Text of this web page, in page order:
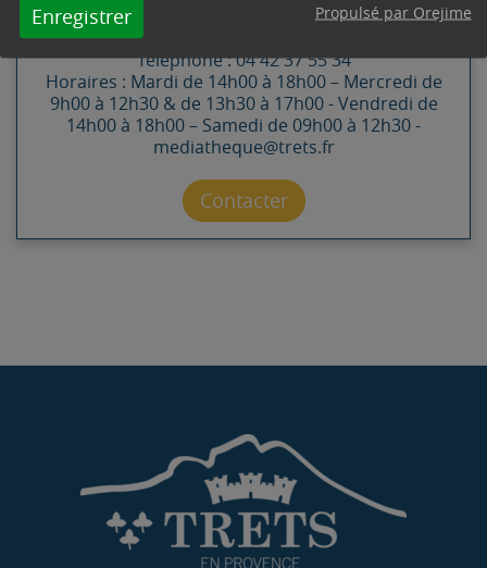
Enregistrer Propulsé par Orejime
Jardins de la Mine
Télephone : 04 42 37 55 34
Horaires : Mardi de 14h00 à 18h00 – Mercredi de
9h00 à 12h30 & de 13h30 à 17h00 - Vendredi de
14h00 à 18h00 – Samedi de 09h00 à 12h30 -
mediatheque@trets.fr
Contacter par mail
Contacter